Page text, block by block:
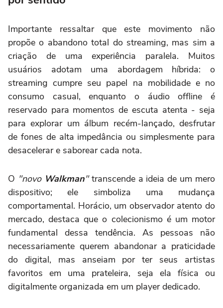
Importante ressaltar que este movimento não
propõe o abandono total do streaming, mas sim a
criação de uma experiência paralela. Muitos
usuários adotam uma abordagem híbrida: o
streaming cumpre seu papel na mobilidade e no
consumo casual, enquanto o áudio offline é
reservado para momentos de escuta atenta - seja
para explorar um álbum recém-lançado, desfrutar
de fones de alta impedância ou simplesmente para
desacelerar e saborear cada nota.
O "novo Walkman"transcende a ideia de um mero
dispositivo; ele simboliza uma mudança
comportamental. Horácio, um observador atento do
mercado, destaca que o colecionismo é um motor
fundamental dessa tendência. As pessoas não
necessariamente querem abandonar a praticidade
do digital, mas anseiam por ter seus artistas
favoritos em uma prateleira, seja ela física ou
digitalmente organizada em um player dedicado.